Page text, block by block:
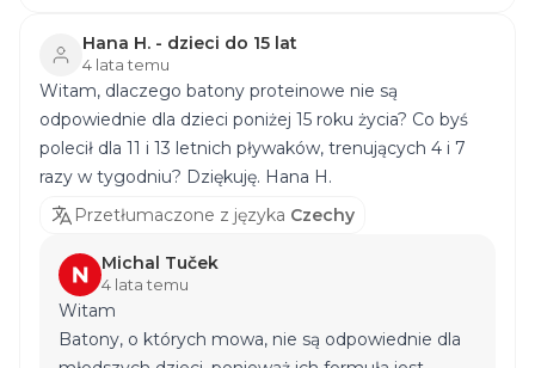
Hana H. - dzieci do 15 lat
4 lata temu
Witam, dlaczego batony proteinowe nie są
odpowiednie dla dzieci poniżej 15 roku życia? Co byś
polecił dla 11 i 13 letnich pływaków, trenujących 4 i 7
razy w tygodniu? Dziękuję. Hana H.
Przetłumaczone z języka Czechy
Michal Tuček
4 lata temu
Witam
Batony, o których mowa, nie są odpowiednie dla